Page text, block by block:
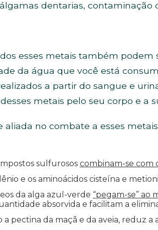
dentarias, contaminação
esses metais também podem
da água que você está
a partir do sangue e
metais pelo seu corpo e a
no combate a esses
sulfurosos combinam-se com
e os aminoácidos cisteína e
da alga azul-verde “pegam-se” ao
absorvida e facilitam a
a pectina da maçã e da aveia, reduz a